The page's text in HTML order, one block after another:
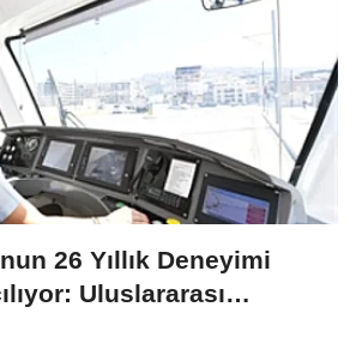
26 Yıllık Deneyimi
Uluslararası